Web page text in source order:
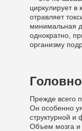
циркулирует в
отравляет
минимальная
однократно,
организму
Прежде всего
Он особенно
структурной и
Объем мозга и